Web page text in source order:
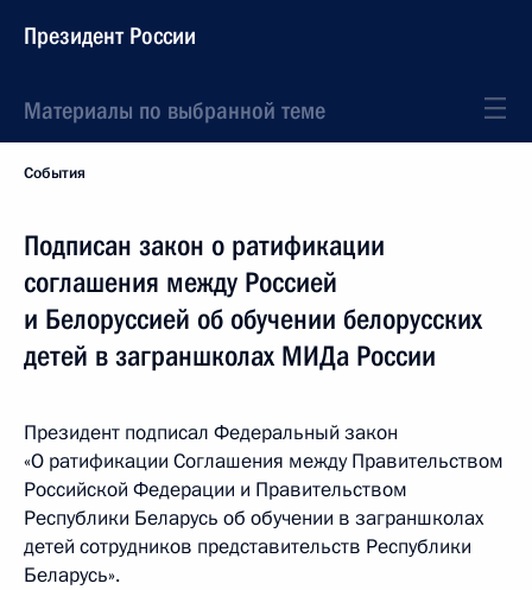
Президент России
Материалы по выбранной теме
События
Подписан закон о ратификации
соглашения между Россией
и Белоруссией об обучении белорусских
детей в заграншколах МИДа России
Президент подписал Федеральный закон
«О ратификации Соглашения между Правительством
Российской Федерации и Правительством
Республики Беларусь об обучении в заграншколах
детей сотрудников представительств Республики
Беларусь».